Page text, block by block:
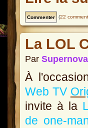
(22
La LOL
Par
À
Web TV
invite à la
de one-